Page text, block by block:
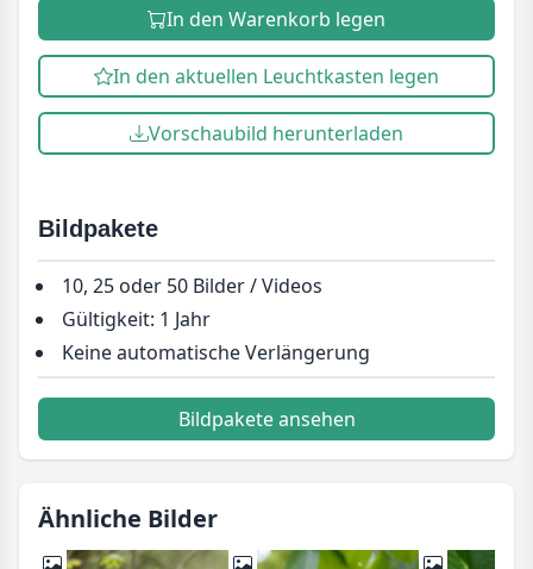
In den Warenkorb legen
In den aktuellen Leuchtkasten legen
Vorschaubild herunterladen
Bildpakete
10, 25 oder 50 Bilder / Videos
Gültigkeit: 1 Jahr
Keine automatische Verlängerung
Bildpakete ansehen
Ähnliche Bilder